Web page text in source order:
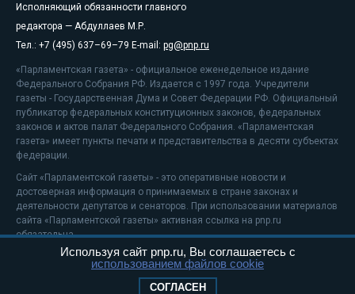
Исполняющий обязанности главного
редактора — Абдуллаев М.Р.
Тел.: +7 (495) 637–69–79 E-mail: pg@pnp.ru
«Парламентская газета» - официальное еженедельное издание
Федерального Собрания РФ. Издается с 1997 года. Учредители
газеты - Государственная Дума и Совет Федерации РФ. Официальный
публикатор федеральных конституционных законов, федеральных
законов и актов палат Федерального Собрания. «Парламентская
газета» имеет пункты печати и представительства в десяти субъектах
федерации.
Сайт «Парламентской газеты» - это оперативные новости и
достоверная информация о принимаемых в стране законах и
деятельности депутатов и сенаторов. При использовании материалов
сайта «Парламентской газеты» активная ссылка на pnp.ru
обязательна.
На информационном ресурсе применяютсярекомендательные
Положение о защите персональных данных
Используя сайт pnp.ru, Вы соглашаетесь с
использованием файлов cookie
СОГЛАСЕН